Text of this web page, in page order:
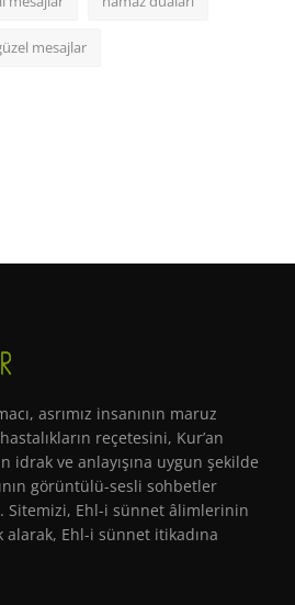
mesajlar
asrımız insanının maruz
reçetesini, Kur’an
idrak ve anlayışına uygun şekilde
görüntülü-sesli sohbetler
Sitemizi, Ehl-i sünnet âlimlerinin
alarak, Ehl-i sünnet itikadına